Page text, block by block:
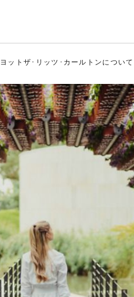
ヨットザ･リッツ･カールトンについて